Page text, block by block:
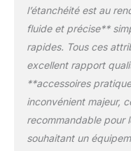
l’étanchéité est au
fluide et précise**
rapides. Tous ces
excellent rapport
**accessoires
inconvénient majeur,
recommandable pour
souhaitant un